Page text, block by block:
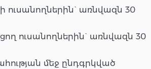
ուսանողներին` առնվազն 30
ուսանողներին` առնվազն 30
մեջ ընդգրկված